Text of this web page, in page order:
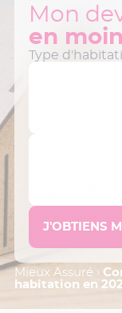
Mon
en
Type
Mieux Assuré ›
habitation en